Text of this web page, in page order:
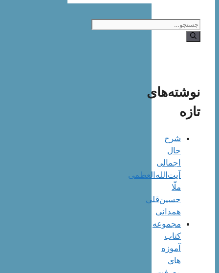
جستجوی
نوشته‌های
تازه
شرح
حال
اجمالی
آیت‌الله‌العظمی
ملّا
حسین‌قلی
همدانی
مجموعه
کتاب
آموزه
های